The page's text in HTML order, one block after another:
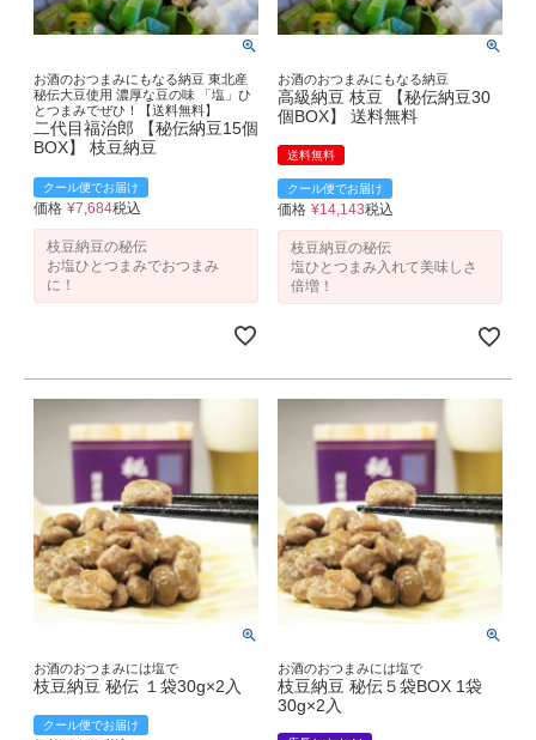
お酒のおつまみにもなる納豆 東北産
秘伝大豆使用 濃厚な豆の味 「塩」ひ
とつまみでぜひ！【送料無料】
二代目福治郎 【秘伝納豆15個
BOX】 枝豆納豆
クール便でお届け
価格 ¥7,684税込
枝豆納豆の秘伝
お塩ひとつまみでおつまみ
に！
お酒のおつまみにもなる納豆
高級納豆 枝豆 【秘伝納豆30
個BOX】 送料無料
送料無料
クール便でお届け
価格 ¥14,143税込
枝豆納豆の秘伝
塩ひとつまみ入れて美味しさ
倍増！
お酒のおつまみには塩で
枝豆納豆 秘伝 １袋30g×2入
クール便でお届け
お酒のおつまみには塩で
枝豆納豆 秘伝５袋BOX 1袋
30g×2入